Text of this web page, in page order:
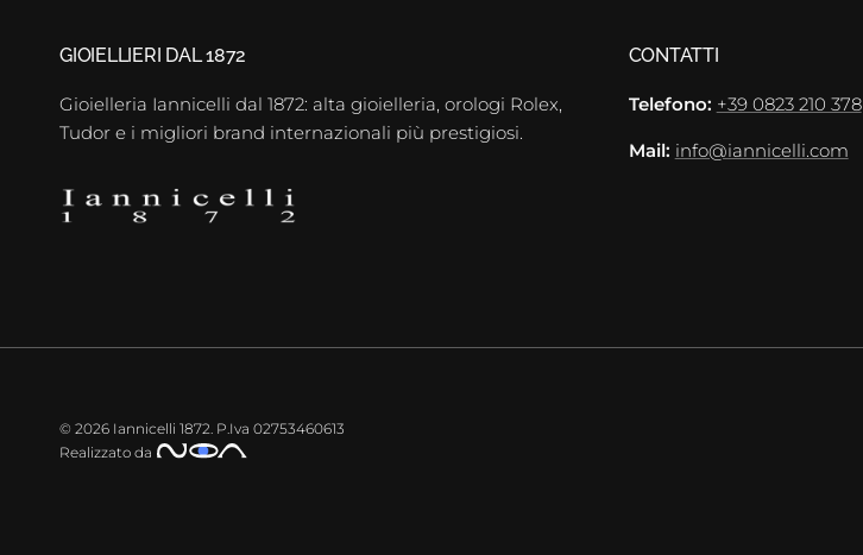
GIOIELLIERI DAL 1872
Gioielleria Iannicelli dal 1872: alta gioielleria, orologi Rolex,
Tudor e i migliori brand internazionali più prestigiosi.
CONTATTI
Telefono: +39 0823 210 378
Mail: info@iannicelli.com
© 2026 Iannicelli 1872. P.Iva 02753460613
Realizzato da